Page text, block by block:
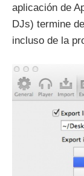
aplicación de
DJs) termine
incluso de la